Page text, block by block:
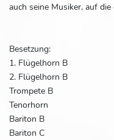
auch seine Musiker, auf
Besetzung:
1. Flügelhorn B
2. Flügelhorn B
Trompete B
Tenorhorn
Bariton B
Bariton C